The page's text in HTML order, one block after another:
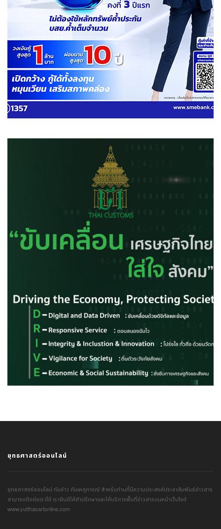
ยุทธศาสตร์ออนไลน์
ยุทธศาสตร์ออนไลน์ ทันข่าว ทันเหตุการณ์ สำหรับท่านที่มีความประสงค์ประชาสัมพันธ์ข่าวสาร
สามารถติดต่อเราได้ เรายินดีให้คำปรึกษาและให้บริการพื้นที่ข่าวสารบนหน้าเว็บไซต์
www.yutthasartonline.com